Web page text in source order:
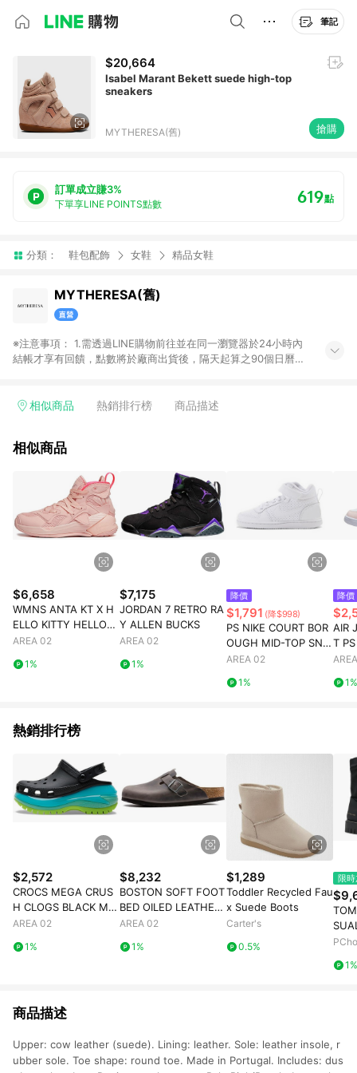
筆記
$20,664
Isabel Marant Bekett suede high-top
sneakers
MYTHERESA(舊) 搶購
訂單成立賺3%
下單享LINE POINTS點數 619點
分類： 鞋包配飾 女鞋 精品女鞋
MYTHERESA(舊)
※注意事項： 1.需透過LINE購物前往並在同一瀏覽器於24小時內
結帳才享有回饋，點數將於廠商出貨後，隔天起算之90個日曆天
差異。 4.若於商家App下單，不符合LINE購物導購資格。 5.訂單
Nike Kids 換貨須知： 1. 請提交您的換貨要求並聯繫我們的客戶
單創建一個新的訂單編號。 3.請通知LINE您的新訂單編號。
4.LINE 將向 Mytheresa 提出交換訂單的返現請求。 5. 請按照
Mytheresa.com 上的換貨指南完成您的換貨。 6. 請等待驗證的
返現顯示在您的界面上，這可能需要幾個月，因為它需要進行手
動處理。
相似商品 熱銷排行榜 商品描述
相似商品
$6,658
WMNS ANTA KT X H
ELLO KITTY HELLO-K
ITTY
AREA 02
1%
$7,175
JORDAN 7 RETRO RA
Y ALLEN BUCKS
AREA 02
1%
降價
$1,791 (降$998)
PS NIKE COURT BOR
OUGH MID-TOP SNE
AKERS WHITE
AREA 02
1%
降價
AIR
T
1%
熱銷排行榜
$2,572
CROCS MEGA CRUS
H CLOGS BLACK MU
LTI
AREA 02
1%
$8,232
BOSTON SOFT FOOT
BED OILED LEATHER I
RON GREY
AREA 02
1%
$1,289
Toddler Recycled Fau
x Suede Boots
Carter's
0.5%
限
黑色
1%
商品描述
Upper: cow leather (suede). Lining: leather. Sole: leather insole, r
ubber sole. Toe shape: round toe. Made in Portugal. Includes: dus